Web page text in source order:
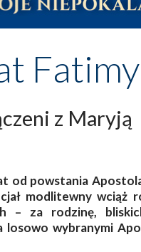
Fatimy
z Maryją
od powstania
modlitewny wciąż
– za rodzinę,
losowo wybranymi